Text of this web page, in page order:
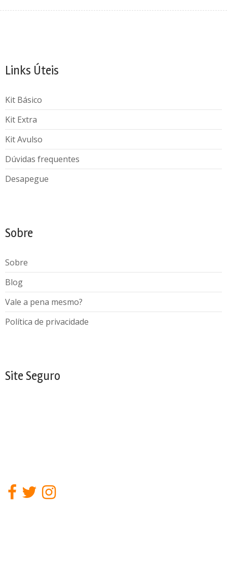
Links Úteis
Kit Básico
Kit Extra
Kit Avulso
Dúvidas frequentes
Desapegue
Sobre
Sobre
Blog
Vale a pena mesmo?
Política de privacidade
Site Seguro